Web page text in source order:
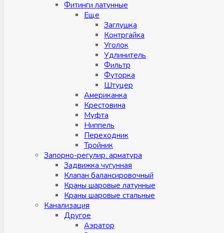
Фитинги латунные
Eщe
Заглушка
Контргайка
Уголок
Удлинитель
Фильтр
Футорка
Штуцер
Американка
Крестовина
Муфта
Ниппель
Переходник
Тройник
Запорно-регулир. арматура
Задвижка чугунная
Клапан балансировочный
Краны шаровые латунные
Краны шаровые стальные
Канализация
Другое
Аэратор